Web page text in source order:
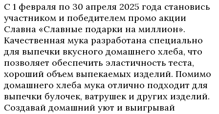
С 1 февраля по 30 апреля 2025 года становись
участником и победителем промо акции
Славна «Славные подарки на миллион».
Качественная мука разработана специально
для выпечки вкусного домашнего хлеба, что
позволяет обеспечить эластичность теста,
хороший объем выпекаемых изделий. Помимо
домашнего хлеба мука отлично подходит для
выпечки булочек, ватрушек и других изделий.
Создавай домашний уют и выигрывай